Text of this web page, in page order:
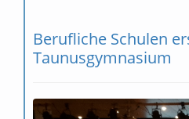
Berufliche Schulen
Taunusgymnasium